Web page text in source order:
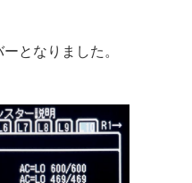
となりました。